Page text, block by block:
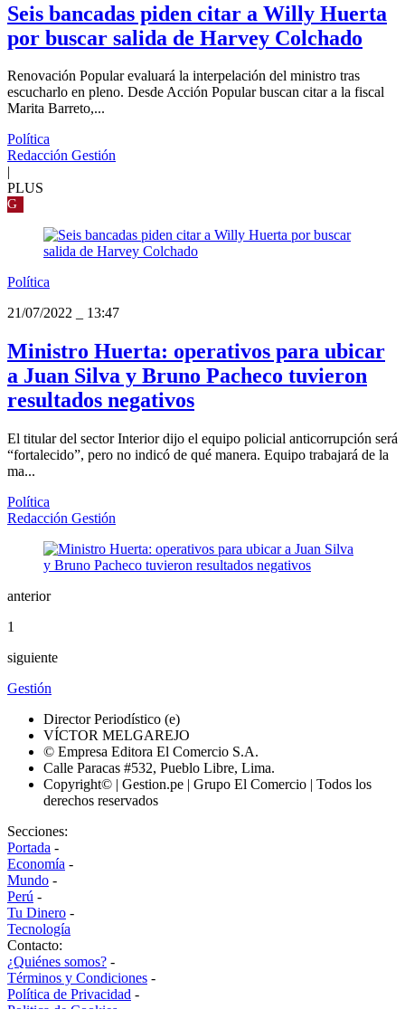
Seis bancadas piden citar a Willy Huerta
por buscar salida de Harvey Colchado
Renovación Popular evaluará la interpelación del ministro tras
escucharlo en pleno. Desde Acción Popular buscan citar a la fiscal
Marita Barreto,...
Política
Redacción Gestión
PLUS
G
Política
21/07/2022
13:47
Ministro Huerta: operativos para ubicar
a Juan Silva y Bruno Pacheco tuvieron
resultados negativos
El titular del sector Interior dijo el equipo policial anticorrupción será
“fortalecido”, pero no indicó de qué manera. Equipo trabajará de la
ma...
Política
Redacción Gestión
anterior
1
siguiente
Gestión
Director Periodístico (e)
VÍCTOR MELGAREJO
© Empresa Editora El Comercio S.A.
Calle Paracas #532, Pueblo Libre, Lima.
Copyright© | Gestion.pe | Grupo El Comercio | Todos los
derechos reservados
Secciones:
Portada -
Economía -
Mundo -
Perú -
Tu Dinero -
Tecnología
Contacto:
¿Quiénes somos? -
Términos y Condiciones -
Política de Privacidad -